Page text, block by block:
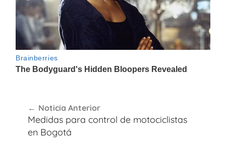
de
entradas
Noticia Anterior
Medidas para control de motociclistas
en Bogotá